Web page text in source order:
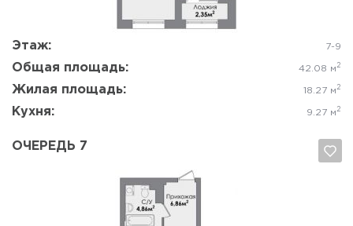
Этаж: 7-9
Общая площадь: 42.08 м 2
Жилая площадь: 18.27 м 2
Кухня: 9.27 м 2
ОЧЕРЕДЬ 7